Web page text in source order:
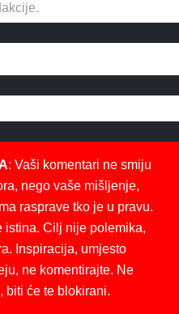
: Vaši komentari ne smiju
nego vaše mišljenje,
rasprave tko je u pravu.
istina. Cilj nije polemika,
Inspiracija, umjesto
ne komentirajte. Ne
biti će te blokirani.